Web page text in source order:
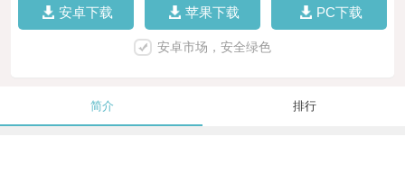
安卓下载 苹果下载 PC下载
安卓市场，安全绿色
简介 排行